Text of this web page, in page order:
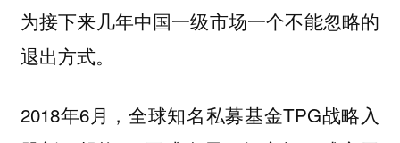
为接下来几年中国一级市场一个不能忽略的
退出方式。
2018年6月，全球知名私募基金TPG战略入